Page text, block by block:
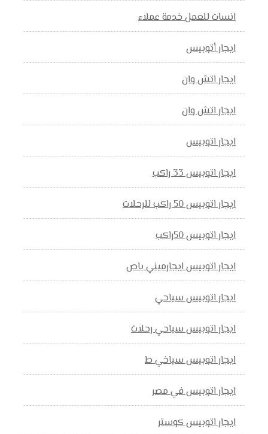
انسات للعمل خدمة عملاء
ايجار أتوبيس
ايجار اتش وان
ايجار اتش وان
ايجار اتوبيس
ايجار اتوبيس 33 راكب
ايجار اتوبيس 50 راكب للرحلات
ايجار اتوبيس 50راكب
ايجار اتوبيس ايجارميني باص
ايجار اتوبيس سياحي
ايجار اتوبيس سياحي رحلات
ايجار اتوبيس سياخي ط
ايجار اتوبيس في مصر
ايجار اتوبيس كوستر